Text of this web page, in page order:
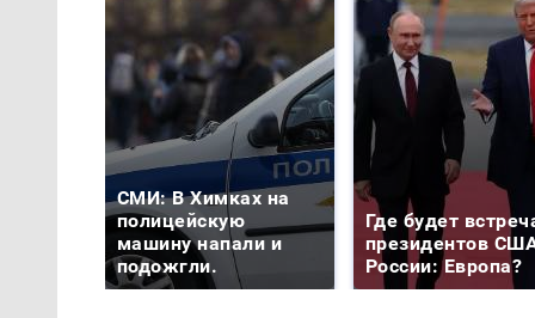
СМИ: В Химках на
полицейскую
машину напали и
подожгли.
Где будет
президентов
России: Европа?